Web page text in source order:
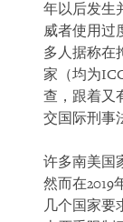
年以后发生
威者使用过
多人据称在
家（均为
查，跟着又
交国际刑事
许多南美国
然而在2019
几个国家要